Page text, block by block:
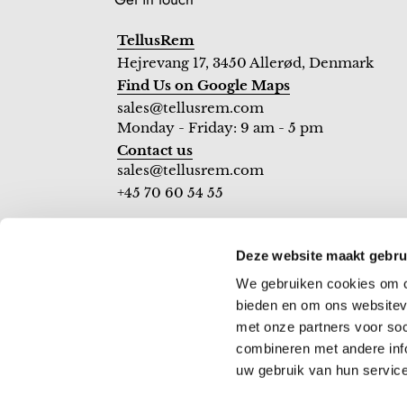
Deze website maakt
We gebruiken cookies om
bieden en om ons
met onze partners voor
combineren met andere
uw gebruik van hun
TellusRem
Hejrevang 17, 3450 Allerød, Denmark
Find Us on Google Maps
sales@tellusrem.com
Monday - Friday: 9 am - 5 pm
Contact us
sales@tellusrem.com
+45 70 60 54 55